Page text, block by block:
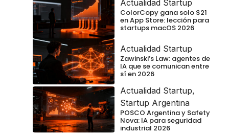
Actualidad Startup
ColorCopy gana solo $21
en App Store: lección para
startups macOS 2026
Actualidad Startup
Zawinski’s Law: agentes de
IA que se comunican entre
sí en 2026
Actualidad Startup,
Startup Argentina
POSCO Argentina y Safety
Nova: IA para seguridad
industrial 2026